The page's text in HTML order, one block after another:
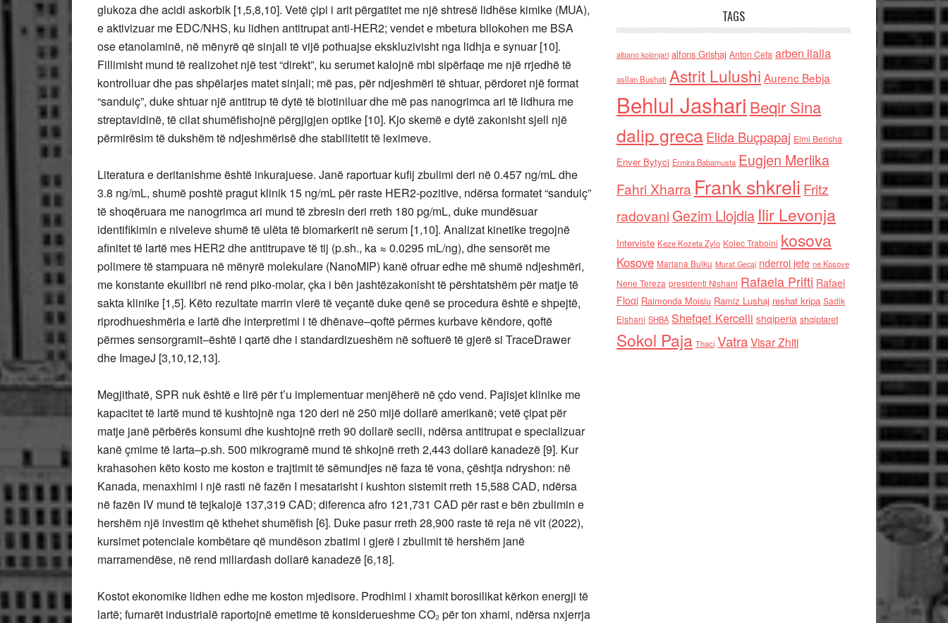
glukoza dhe acidi askorbik [1,5,8,10]. Vetë çipi i arit përgatitet me një shtresë lidhëse kimike (MUA),
e aktivizuar me EDC/NHS, ku lidhen antitrupat anti-HER2; vendet e mbetura bllokohen me BSA
ose etanolaminë, në mënyrë që sinjali të vijë pothuajse ekskluzivisht nga lidhja e synuar [10].
Fillimisht mund të realizohet një test “direkt”, ku serumet kalojnë mbi sipërfaqe me një rrjedhë të
kontrolluar dhe pas shpëlarjes matet sinjali; më pas, për ndjeshmëri të shtuar, përdoret një format
“sanduiç”, duke shtuar një antitrup të dytë të biotiniluar dhe më pas nanogrimca ari të lidhura me
streptavidinë, të cilat shumëfishojnë përgjigjen optike [10]. Kjo skemë e dytë zakonisht sjell një
përmirësim të dukshëm të ndjeshmërisë dhe stabilitetit të leximeve.
Literatura e deritanishme është inkurajuese. Janë raportuar kufij zbulimi deri në 0.457 ng/mL dhe
3.8 ng/mL, shumë poshtë pragut klinik 15 ng/mL për raste HER2-pozitive, ndërsa formatet “sanduiç”
të shoqëruara me nanogrimca ari mund të zbresin deri rreth 180 pg/mL, duke mundësuar
identifikimin e niveleve shumë të ulëta të biomarkerit në serum [1,10]. Analizat kinetike tregojnë
afinitet të lartë mes HER2 dhe antitrupave të tij (p.sh., ka ≈ 0.0295 mL/ng), dhe sensorët me
polimere të stampuara në mënyrë molekulare (NanoMIP) kanë ofruar edhe më shumë ndjeshmëri,
me konstante ekuilibri në rend piko-molar, çka i bën jashtëzakonisht të përshtatshëm për matje të
sakta klinike [1,5]. Këto rezultate marrin vlerë të veçantë duke qenë se procedura është e shpejtë,
riprodhueshmëria e lartë dhe interpretimi i të dhënave–qoftë përmes kurbave këndore, qoftë
përmes sensorgramit–është i qartë dhe i standardizueshëm në softuerë të gjerë si TraceDrawer
dhe ImageJ [3,10,12,13].
Megjithatë, SPR nuk është e lirë për t’u implementuar menjëherë në çdo vend. Pajisjet klinike me
kapacitet të lartë mund të kushtojnë nga 120 deri në 250 mijë dollarë amerikanë; vetë çipat për
matje janë përbërës konsumi dhe kushtojnë rreth 90 dollarë secili, ndërsa antitrupat e specializuar
kanë çmime të larta–p.sh. 500 mikrogramë mund të shkojnë rreth 2,443 dollarë kanadezë [9]. Kur
krahasohen këto kosto me koston e trajtimit të sëmundjes në faza të vona, çështja ndryshon: në
Kanada, menaxhimi i një rasti në fazën I mesatarisht i kushton sistemit rreth 15,588 CAD, ndërsa
në fazën IV mund të tejkalojë 137,319 CAD; diferenca afro 121,731 CAD për rast e bën zbulimin e
hershëm një investim që kthehet shumëfish [6]. Duke pasur rreth 28,900 raste të reja në vit (2022),
kursimet potenciale kombëtare që mundëson zbatimi i gjerë i zbulimit të hershëm janë
marramendëse, në rend miliardash dollarë kanadezë [6,18].
Kostot ekonomike lidhen edhe me koston mjedisore. Prodhimi i xhamit borosilikat kërkon energji të
lartë; furnarët industrialë raportojnë emetime të konsiderueshme CO₂ për ton xhami, ndërsa nxjerrja
TAGS
albano kolonjari alfons Grishaj Anton Cefa arben llalla
asllan Bushati Astrit Lulushi Aurenc Bebja
Behlul Jashari Beqir Sina
dalip grecaElida Buçpapaj Elmi Berisha
Enver Bytyci Ermira Babamusta Eugjen Merlika
Fahri Xharra Frank shkreli Fritz
radovaniGezim Llojdia Ilir Levonja
Interviste Keze Kozeta Zylo Kolec Traboini kosova
Kosove Marjana Bulku Murat Gecaj nderroi jete ne Kosove
Nene Tereza presidenti Nishani Rafaela Prifti Rafael
Floqi Raimonda Moisiu Ramiz Lushaj reshat kripa Sadik
Elshani SHBA Shefqet Kercelli shqiperia shqiptaret
Sokol Paja Thaci VatraVisar Zhiti